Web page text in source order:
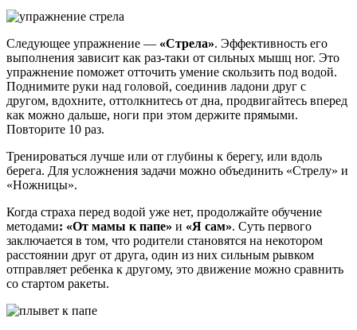
Следующее упражнение — «Стрела». Эффективность его
выполнения зависит как раз-таки от сильных мышц ног. Это
упражнение поможет отточить умение скользить под водой.
Поднимите руки над головой, соединив ладони друг с
другом, вдохните, оттолкнитесь от дна, продвигайтесь вперед
как можно дальше, ноги при этом держите прямыми.
Повторите 10 раз.
Тренироваться лучше или от глубины к берегу, или вдоль
берега. Для усложнения задачи можно объединить «Стрелу» и
«Ножницы».
Когда страха перед водой уже нет, продолжайте обучение
методами: «От мамы к папе» и «Я сам». Суть первого
заключается в том, что родители становятся на некотором
расстоянии друг от друга, один из них сильным рывком
отправляет ребенка к другому, это движение можно сравнить
со стартом ракеты.